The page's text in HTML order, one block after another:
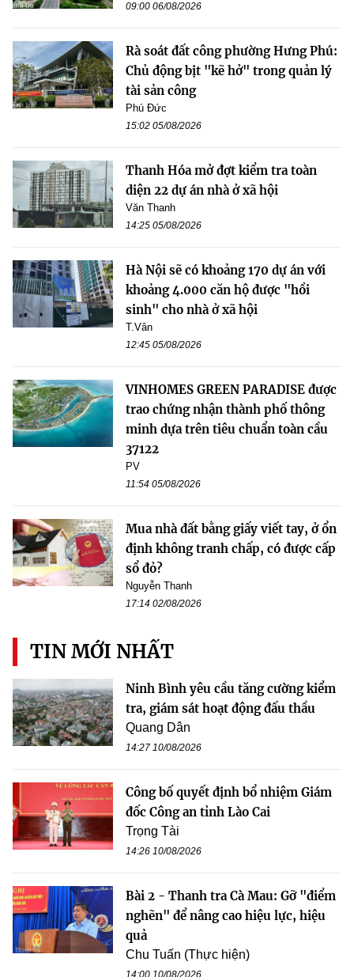
09:00 06/08/2026
Rà soát đất công phường Hưng Phú:
Chủ động bịt "kẽ hở" trong quản lý
tài sản công
Phú Đức
15:02 05/08/2026
Thanh Hóa mở đợt kiểm tra toàn
diện 22 dự án nhà ở xã hội
Văn Thanh
14:25 05/08/2026
Hà Nội sẽ có khoảng 170 dự án với
khoảng 4.000 căn hộ được "hồi
sinh" cho nhà ở xã hội
T.Vân
12:45 05/08/2026
VINHOMES GREEN PARADISE được
trao chứng nhận thành phố thông
minh dựa trên tiêu chuẩn toàn cầu
37122
PV
11:54 05/08/2026
Mua nhà đất bằng giấy viết tay, ở ổn
định không tranh chấp, có được cấp
sổ đỏ?
Nguyễn Thanh
17:14 02/08/2026
TIN MỚI NHẤT
Ninh Bình yêu cầu tăng cường kiểm
tra, giám sát hoạt động đấu thầu
Quang Dân
14:27 10/08/2026
Công bố quyết định bổ nhiệm Giám
đốc Công an tỉnh Lào Cai
Trọng Tài
14:26 10/08/2026
Bài 2 - Thanh tra Cà Mau: Gỡ "điểm
nghẽn" để nâng cao hiệu lực, hiệu
quả
Chu Tuấn (Thực hiện)
14:00 10/08/2026